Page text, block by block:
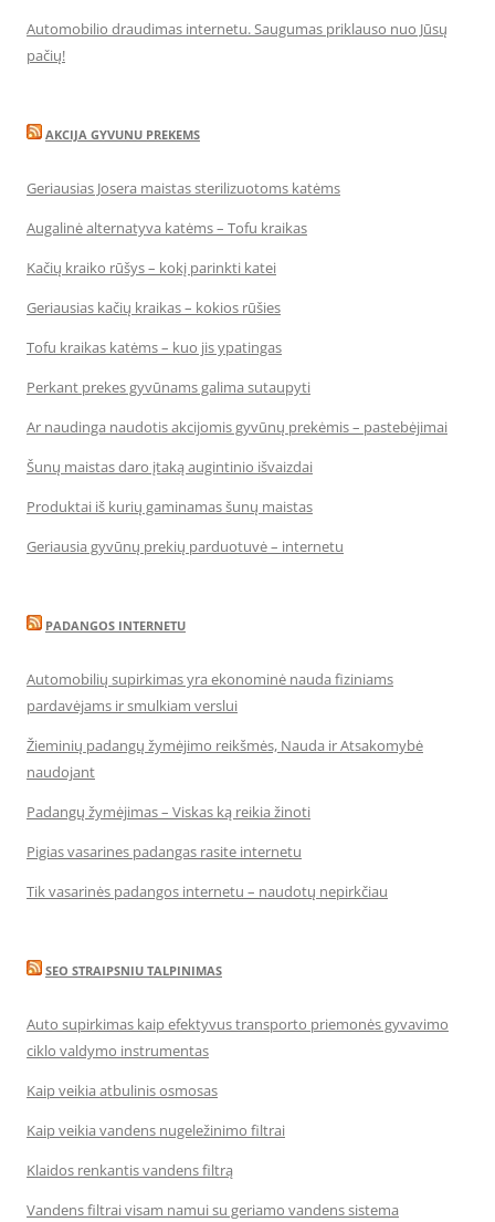
Automobilio draudimas internetu. Saugumas priklauso nuo Jūsų
pačių!
AKCIJA GYVUNU PREKEMS
Geriausias Josera maistas sterilizuotoms katėms
Augalinė alternatyva katėms – Tofu kraikas
Kačių kraiko rūšys – kokį parinkti katei
Geriausias kačių kraikas – kokios rūšies
Tofu kraikas katėms – kuo jis ypatingas
Perkant prekes gyvūnams galima sutaupyti
Ar naudinga naudotis akcijomis gyvūnų prekėmis – pastebėjimai
Šunų maistas daro įtaką augintinio išvaizdai
Produktai iš kurių gaminamas šunų maistas
Geriausia gyvūnų prekių parduotuvė – internetu
PADANGOS INTERNETU
Automobilių supirkimas yra ekonominė nauda fiziniams
pardavėjams ir smulkiam verslui
Žieminių padangų žymėjimo reikšmės, Nauda ir Atsakomybė
naudojant
Padangų žymėjimas – Viskas ką reikia žinoti
Pigias vasarines padangas rasite internetu
Tik vasarinės padangos internetu – naudotų nepirkčiau
SEO STRAIPSNIU TALPINIMAS
Auto supirkimas kaip efektyvus transporto priemonės gyvavimo
ciklo valdymo instrumentas
Kaip veikia atbulinis osmosas
Kaip veikia vandens nugeležinimo filtrai
Klaidos renkantis vandens filtrą
Vandens filtrai visam namui su geriamo vandens sistema